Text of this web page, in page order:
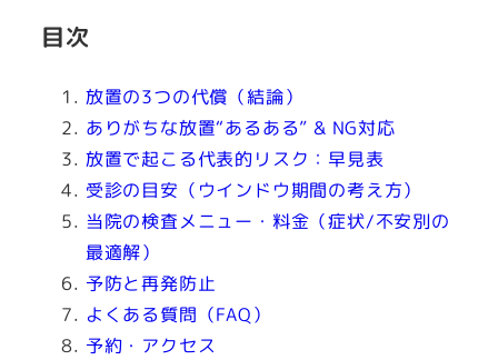
目次
放置の3つの代償（結論）
ありがちな放置“あるある” & NG対応
放置で起こる代表的リスク：早見表
受診の目安（ウインドウ期間の考え方）
当院の検査メニュー・料金（症状/不安別の
最適解）
予防と再発防止
よくある質問（FAQ）
予約・アクセス